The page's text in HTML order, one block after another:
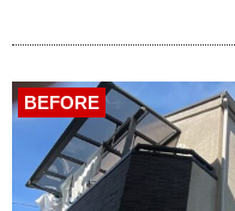
BEFORE